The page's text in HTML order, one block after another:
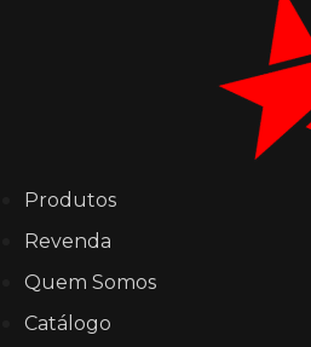
Produtos
Revenda
Quem Somos
Catálogo